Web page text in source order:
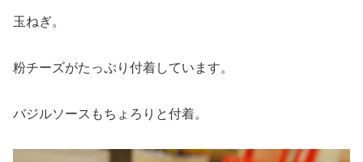
玉ねぎ。
粉チーズがたっぷり付着しています。
バジルソースもちょろりと付着。